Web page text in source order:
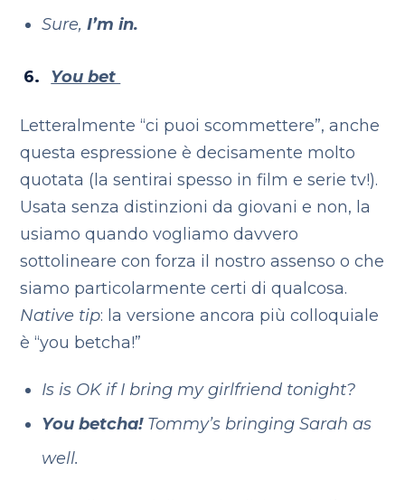
Sure, I’m in.
You bet
Letteralmente “ci puoi scommettere”, anche
questa espressione è decisamente molto
quotata (la sentirai spesso in film e serie tv!).
Usata senza distinzioni da giovani e non, la
usiamo quando vogliamo davvero
sottolineare con forza il nostro assenso o che
siamo particolarmente certi di qualcosa.
Native tip: la versione ancora più colloquiale
è “you betcha!”
Is is OK if I bring my girlfriend tonight?
You betcha!Tommy’s bringing Sarah as
well.